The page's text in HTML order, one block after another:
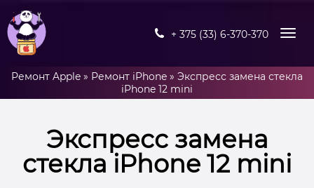
+ 375 (33) 6-370-370
Ремонт Apple » Ремонт iPhone » Экспресс замена стекла
iPhone 12 mini
Экспресс замена
стекла iPhone 12 mini